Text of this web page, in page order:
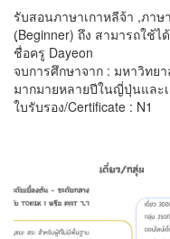
รับสอนภาษาเกาหลีจ้า ,ภา
(ฺBeginner) ถึง สามารถใช้
ชื่อครู Dayeon
จบการศึกษาจาก : มหาวิท
มากมายหลายปีในญี่ปุ่นและ
ใบรับรอง/Certificate : N1